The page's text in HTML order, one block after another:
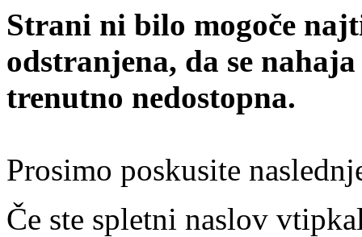
Strani ni bilo mogoče
odstranjena, da se
trenutno nedostopna.
Prosimo poskusite
Če ste spletni naslov